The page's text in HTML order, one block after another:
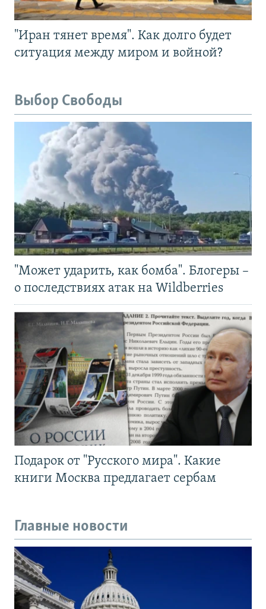
"Иран тянет время". Как долго будет
ситуация между миром и войной?
Выбор Свободы
"Может ударить, как бомба". Блогеры –
о последствиях атак на Wildberries
Подарок от "Русского мира". Какие
книги Москва предлагает сербам
Главные новости